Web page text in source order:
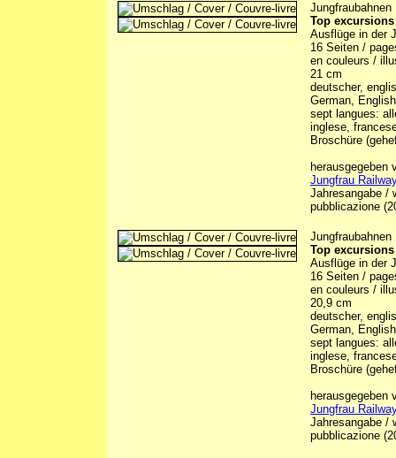
Jungfraubahnen
Top excursions
Ausflüge in der
16 Seiten /
en couleurs /
21 cm
deutscher,
German,
sept langues:
inglese,
Broschüre
Jungfrau
Jahresangabe /
pubblicazione
Jungfraubahnen
Top excursions
Ausflüge in der
16 Seiten /
en couleurs /
20,9 cm
deutscher,
German,
sept langues:
inglese,
Broschüre
Jungfrau
Jahresangabe /
pubblicazione